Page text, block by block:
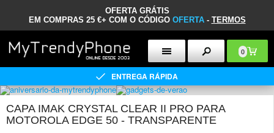
OFERTA GRÁTIS
EM COMPRAS 25 €+ COM O CÓDIGO OFERTA- TERMOS
0
ENTREGA RÁPIDA
CAPA IMAK CRYSTAL CLEAR II PRO PARA
MOTOROLA EDGE 50 - TRANSPARENTE